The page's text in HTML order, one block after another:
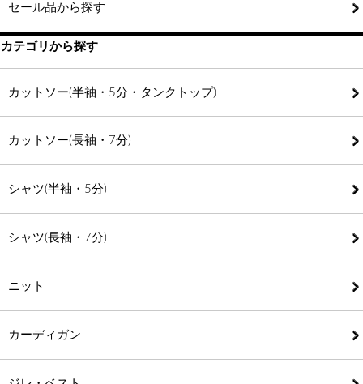
セール品から探す
カテゴリから探す
カットソー(半袖・5分・タンクトップ)
カットソー(長袖・7分)
シャツ(半袖・5分)
シャツ(長袖・7分)
ニット
カーディガン